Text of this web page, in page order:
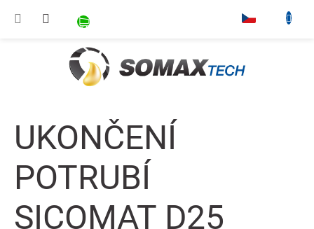
NÁKUPNÍ KOŠÍK
UKONČENÍ
POTRUBÍ
SICOMAT D25